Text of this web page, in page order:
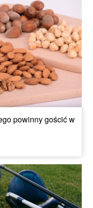
powinny gościć w